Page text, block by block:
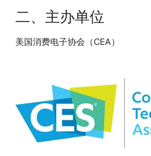
二、主办单位
美国消费电子协会（CEA）